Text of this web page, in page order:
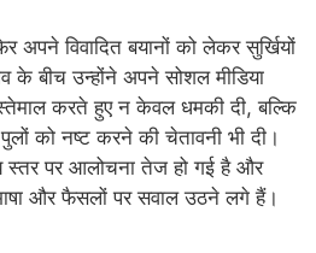
विवादित बयानों को लेकर सुर्खियों
के बीच उन्होंने अपने सोशल मीडिया
करते हुए न केवल धमकी दी, बल्कि
को नष्ट करने की चेतावनी भी दी।
स्तर पर आलोचना तेज हो गई है और
और फैसलों पर सवाल उठने लगे हैं।